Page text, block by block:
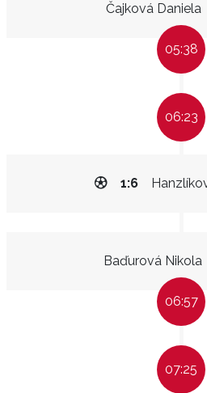
Čajková Daniela
05:38
06:23
1:6
Baďurová Nikola
06:57
07:25